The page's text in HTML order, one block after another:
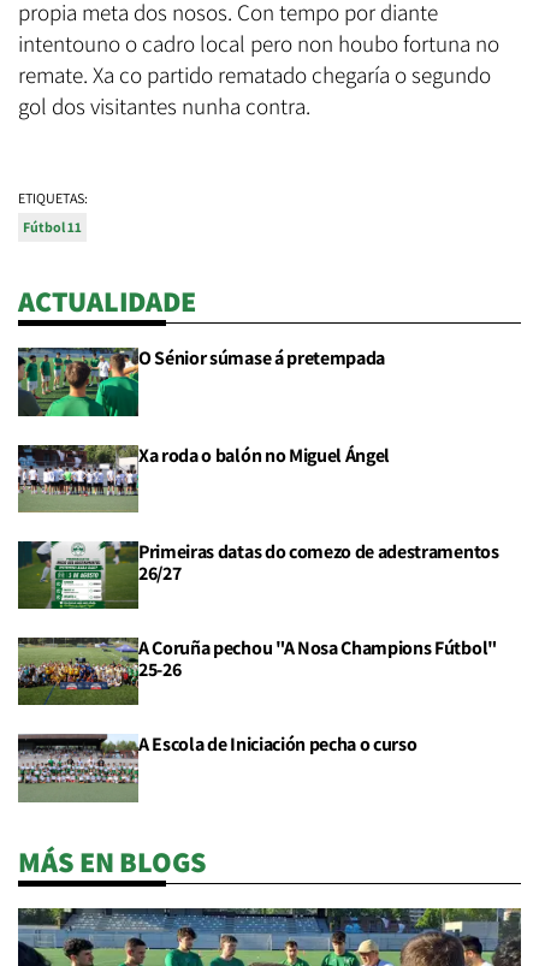
propia meta dos nosos. Con tempo por diante
intentouno o cadro local pero non houbo fortuna no
remate. Xa co partido rematado chegaría o segundo
gol dos visitantes nunha contra.
ETIQUETAS:
Fútbol 11
ACTUALIDADE
O Sénior súmase á pretempada
Xa roda o balón no Miguel Ángel
Primeiras datas do comezo de adestramentos
26/27
A Coruña pechou "A Nosa Champions Fútbol"
25-26
A Escola de Iniciación pecha o curso
MÁS EN BLOGS